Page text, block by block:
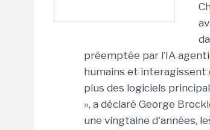
préemptée par l’IA
humains et interagissent
plus des logiciels
», a déclaré George
une vingtaine d'années,